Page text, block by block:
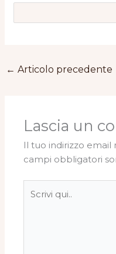
← Articolo precedente
Lascia un
Il tuo indirizzo email
campi obbligatori
qui..